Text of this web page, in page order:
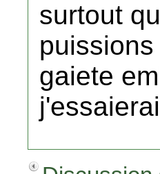
surtout
gaiete